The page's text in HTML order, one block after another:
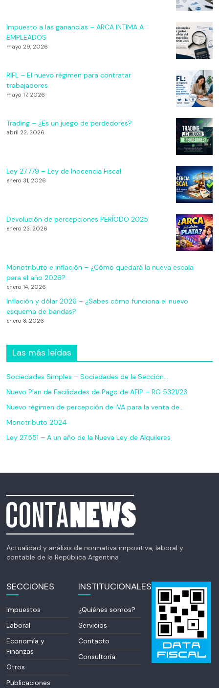
Impuesto a las ganancias – ARCA INTIMA A
EMPLEADOS
mayo 29, 2026
RIFL – El nuevo régimen para contratar
trabajadores
mayo 17, 2026
Trading – ¿Es un juego de perdedores?
abril 22, 2026
Ley 27.779 – Ley de Inocencia Fiscal
enero 31, 2026
Devolución de percepciones PERÍODO 2025
enero 23, 2026
Monotributo e inflación – ¿Cómo quedará la nueva escala
para el año 2026?
enero 14, 2026
Inflación y dólar 2026 – ¿Sabes cómo funciona el nuevo
esquema de bandas?
enero 8, 2026
Las más leídas
Sociedades Simples – Sociedades de la Sección…
Nuevo Plan de Facilidades de Pago de AFIP – RG 5321/23
Nuevo régimen de percepción de IVA para la venta de…
Monotributo 2024
Ley 27.551 – A un año de la Nueva Ley de Alquileres
Actualidad y análisis de normativa impositiva, laboral y
contable de la República Argentina
SECCIONES
Impuestos
Laboral
Economía y
Finanzas
Otros
Publicaciones
INSTITUCIONALES
¿Quiénes somos?
Servicios
Contacto
Consultoría